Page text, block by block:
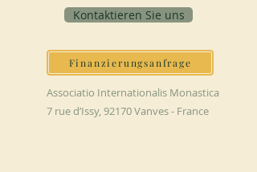
Kontaktieren Sie uns
Finanzierungsanfrage
Associatio Internationalis Monastica
7 rue d’Issy, 92170 Vanves - France